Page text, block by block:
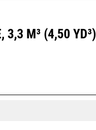
3,3 M³ (4,50 YD³)